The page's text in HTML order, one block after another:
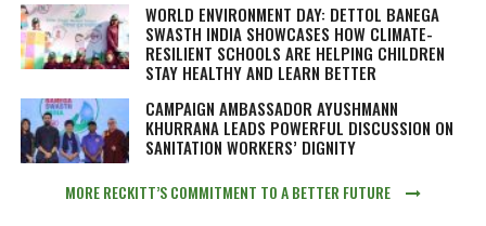
WORLD ENVIRONMENT DAY: DETTOL BANEGA
SWASTH INDIA SHOWCASES HOW CLIMATE-
RESILIENT SCHOOLS ARE HELPING CHILDREN
STAY HEALTHY AND LEARN BETTER
CAMPAIGN AMBASSADOR AYUSHMANN
KHURRANA LEADS POWERFUL DISCUSSION ON
SANITATION WORKERS’ DIGNITY
MORE RECKITT’S COMMITMENT TO A BETTER FUTURE